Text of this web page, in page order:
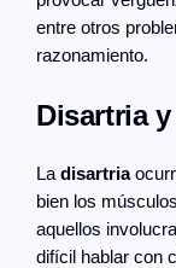
entre otros
razonamiento.
Disartria
Ladisartria
bien los
aquellos
difícil hablar con